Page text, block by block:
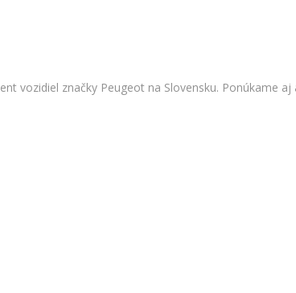
vozidiel značky Peugeot na Slovensku. Ponúkame